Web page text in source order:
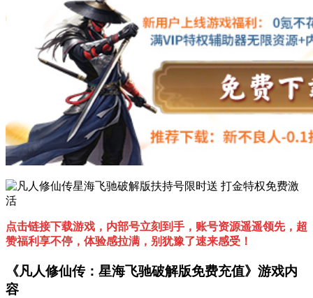
点击链接下载游戏，内部号立刻到手，账号资源遥遥领先，超
赞福利享不停，体验感拉满，别犹豫了速来感受！
《凡人修仙传：星海飞驰破解版免费充值》游戏内
容